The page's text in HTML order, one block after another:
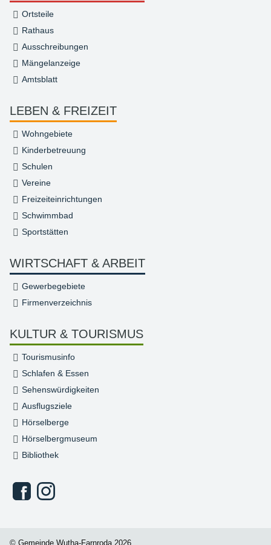
Ortsteile
Rathaus
Ausschreibungen
Mängelanzeige
Amtsblatt
LEBEN & FREIZEIT
Wohngebiete
Kinderbetreuung
Schulen
Vereine
Freizeiteinrichtungen
Schwimmbad
Sportstätten
WIRTSCHAFT & ARBEIT
Gewerbegebiete
Firmenverzeichnis
KULTUR & TOURISMUS
Tourismusinfo
Schlafen & Essen
Sehenswürdigkeiten
Ausflugsziele
Hörselberge
Hörselbergmuseum
Bibliothek
© Gemeinde Wutha-Farnroda 2026